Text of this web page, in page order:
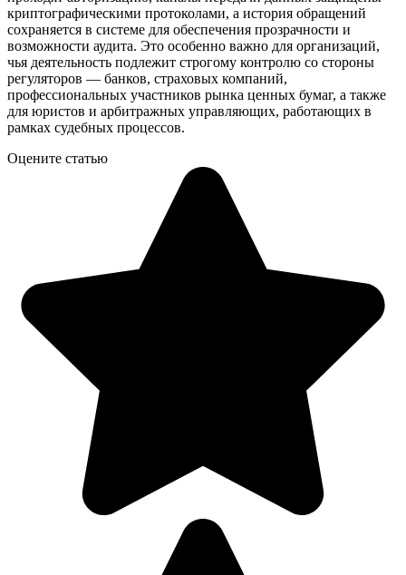
криптографическими протоколами, а история обращений
сохраняется в системе для обеспечения прозрачности и
возможности аудита. Это особенно важно для организаций,
чья деятельность подлежит строгому контролю со стороны
регуляторов — банков, страховых компаний,
профессиональных участников рынка ценных бумаг, а также
для юристов и арбитражных управляющих, работающих в
рамках судебных процессов.
Оцените статью